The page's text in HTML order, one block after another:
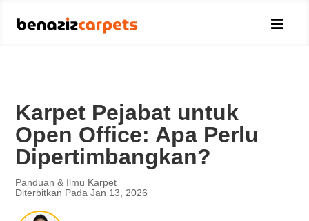

Karpet Pejabat untuk
Open Office: Apa Perlu
Dipertimbangkan?
Panduan & Ilmu Karpet
Diterbitkan Pada Jan 13, 2026